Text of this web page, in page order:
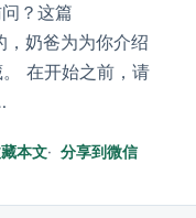
？这篇
奶爸为为你介绍
在开始之前，请
本文 分享到微信